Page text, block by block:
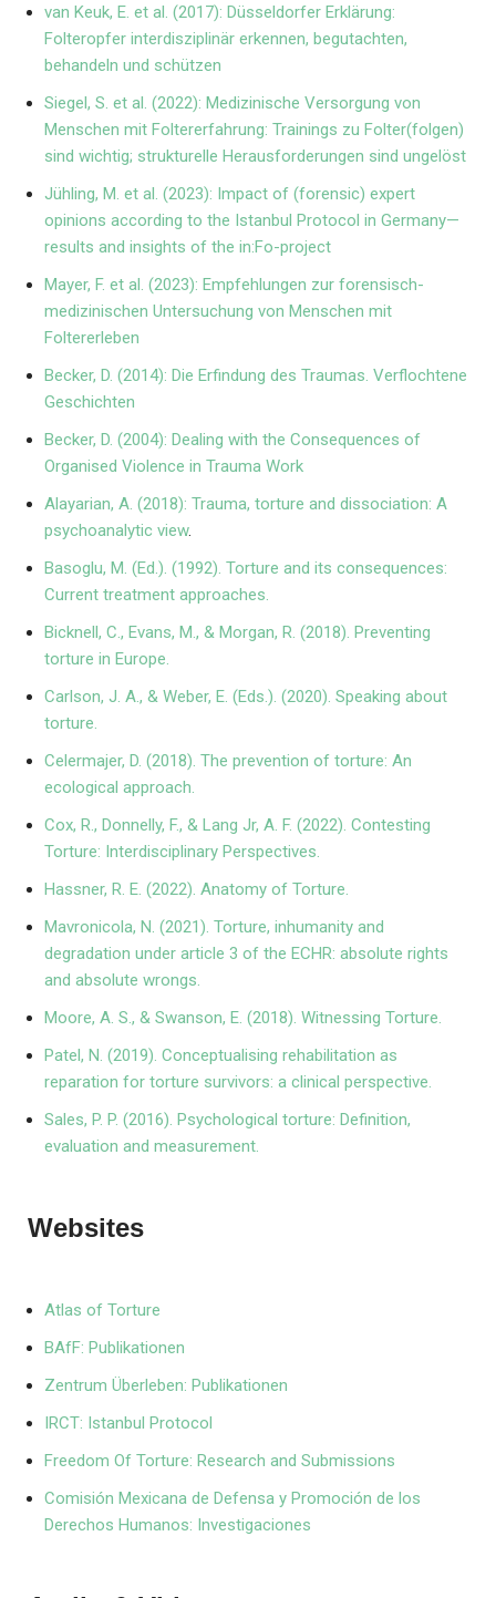
van Keuk, E. et al. (2017): Düsseldorfer Erklärung:
Folteropfer interdisziplinär erkennen, begutachten,
behandeln und schützen
Siegel, S. et al. (2022): Medizinische Versorgung von
Menschen mit Foltererfahrung: Trainings zu Folter(folgen)
sind wichtig; strukturelle Herausforderungen sind ungelöst
Jühling, M. et al. (2023): Impact of (forensic) expert
opinions according to the Istanbul Protocol in Germany—
results and insights of the in:Fo-project
Mayer, F. et al. (2023): Empfehlungen zur forensisch-
medizinischen Untersuchung von Menschen mit
Foltererleben
Becker, D. (2014): Die Erfindung des Traumas. Verflochtene
Geschichten
Becker, D. (2004): Dealing with the Consequences of
Organised Violence in Trauma Work
Alayarian, A. (2018): Trauma, torture and dissociation: A
psychoanalytic view.
Basoglu, M. (Ed.). (1992). Torture and its consequences:
Current treatment approaches.
Bicknell, C., Evans, M., & Morgan, R. (2018). Preventing
torture in Europe.
Carlson, J. A., & Weber, E. (Eds.). (2020). Speaking about
torture.
Celermajer, D. (2018). The prevention of torture: An
ecological approach.
Cox, R., Donnelly, F., & Lang Jr, A. F. (2022). Contesting
Torture: Interdisciplinary Perspectives.
Hassner, R. E. (2022). Anatomy of Torture.
Mavronicola, N. (2021). Torture, inhumanity and
degradation under article 3 of the ECHR: absolute rights
and absolute wrongs.
Moore, A. S., & Swanson, E. (2018). Witnessing Torture.
Patel, N. (2019). Conceptualising rehabilitation as
reparation for torture survivors: a clinical perspective.
Sales, P. P. (2016). Psychological torture: Definition,
evaluation and measurement.
Websites
Atlas of Torture
BAfF: Publikationen
Zentrum Überleben: Publikationen
IRCT: Istanbul Protocol
Freedom Of Torture: Research and Submissions
Comisión Mexicana de Defensa y Promoción de los
Derechos Humanos: Investigaciones